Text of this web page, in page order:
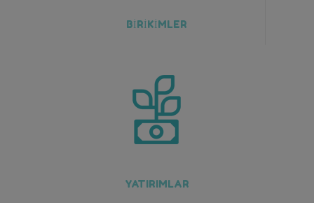
BİRİKİMLER
YATIRIMLAR